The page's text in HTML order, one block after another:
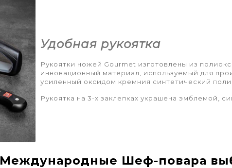
Удобная рукоятка
Рукоятки ножей Gourmet изготовлены из
инновационный материал, используемый для
усиленный оксидом кремния синтетический
Рукоятка на 3-х заклепках украшена эмблемой,
Международные Шеф-повара